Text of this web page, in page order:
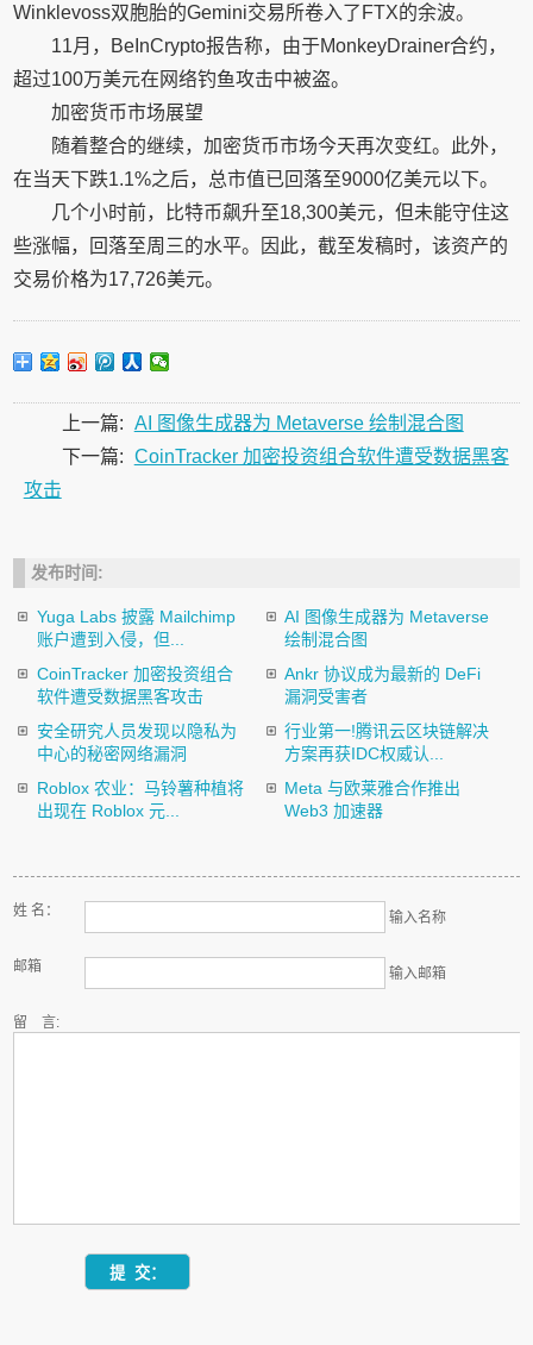
Winklevoss双胞胎的Gemini交易所卷入了FTX的余波。
11月，BeInCrypto报告称，由于MonkeyDrainer合约，
超过100万美元在网络钓鱼攻击中被盗。
加密货币市场展望
随着整合的继续，加密货币市场今天再次变红。此外，
在当天下跌1.1%之后，总市值已回落至9000亿美元以下。
几个小时前，比特币飙升至18,300美元，但未能守住这
些涨幅，回落至周三的水平。因此，截至发稿时，该资产的
交易价格为17,726美元。
上一篇: AI 图像生成器为 Metaverse 绘制混合图
下一篇: CoinTracker 加密投资组合软件遭受数据黑客
攻击
发布时间:
Yuga Labs 披露 Mailchimp
账户遭到入侵，但...
AI 图像生成器为 Metaverse
绘制混合图
CoinTracker 加密投资组合
软件遭受数据黑客攻击
Ankr 协议成为最新的 DeFi
漏洞受害者
安全研究人员发现以隐私为
中心的秘密网络漏洞
行业第一!腾讯云区块链解决
方案再获IDC权威认...
Roblox 农业：马铃薯种植将
出现在 Roblox 元...
Meta 与欧莱雅合作推出
Web3 加速器
姓 名： 输入名称
邮箱 输入邮箱
留 言: